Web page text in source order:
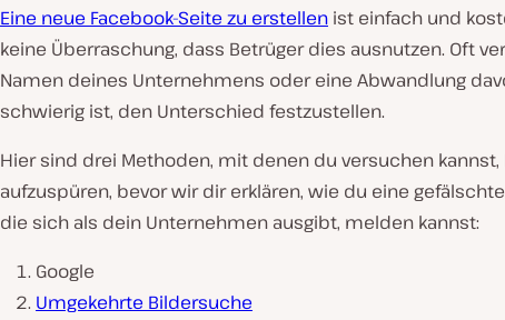
Eine neue Facebook-Seite zu erstellen ist einfach und
keine Überraschung, dass Betrüger dies ausnutzen. Oft
Namen deines Unternehmens oder eine Abwandlung
schwierig ist, den Unterschied festzustellen.
Hier sind drei Methoden, mit denen du versuchen kannst,
aufzuspüren, bevor wir dir erklären, wie du eine
die sich als dein Unternehmen ausgibt, melden kannst:
Google
Umgekehrte Bildersuche